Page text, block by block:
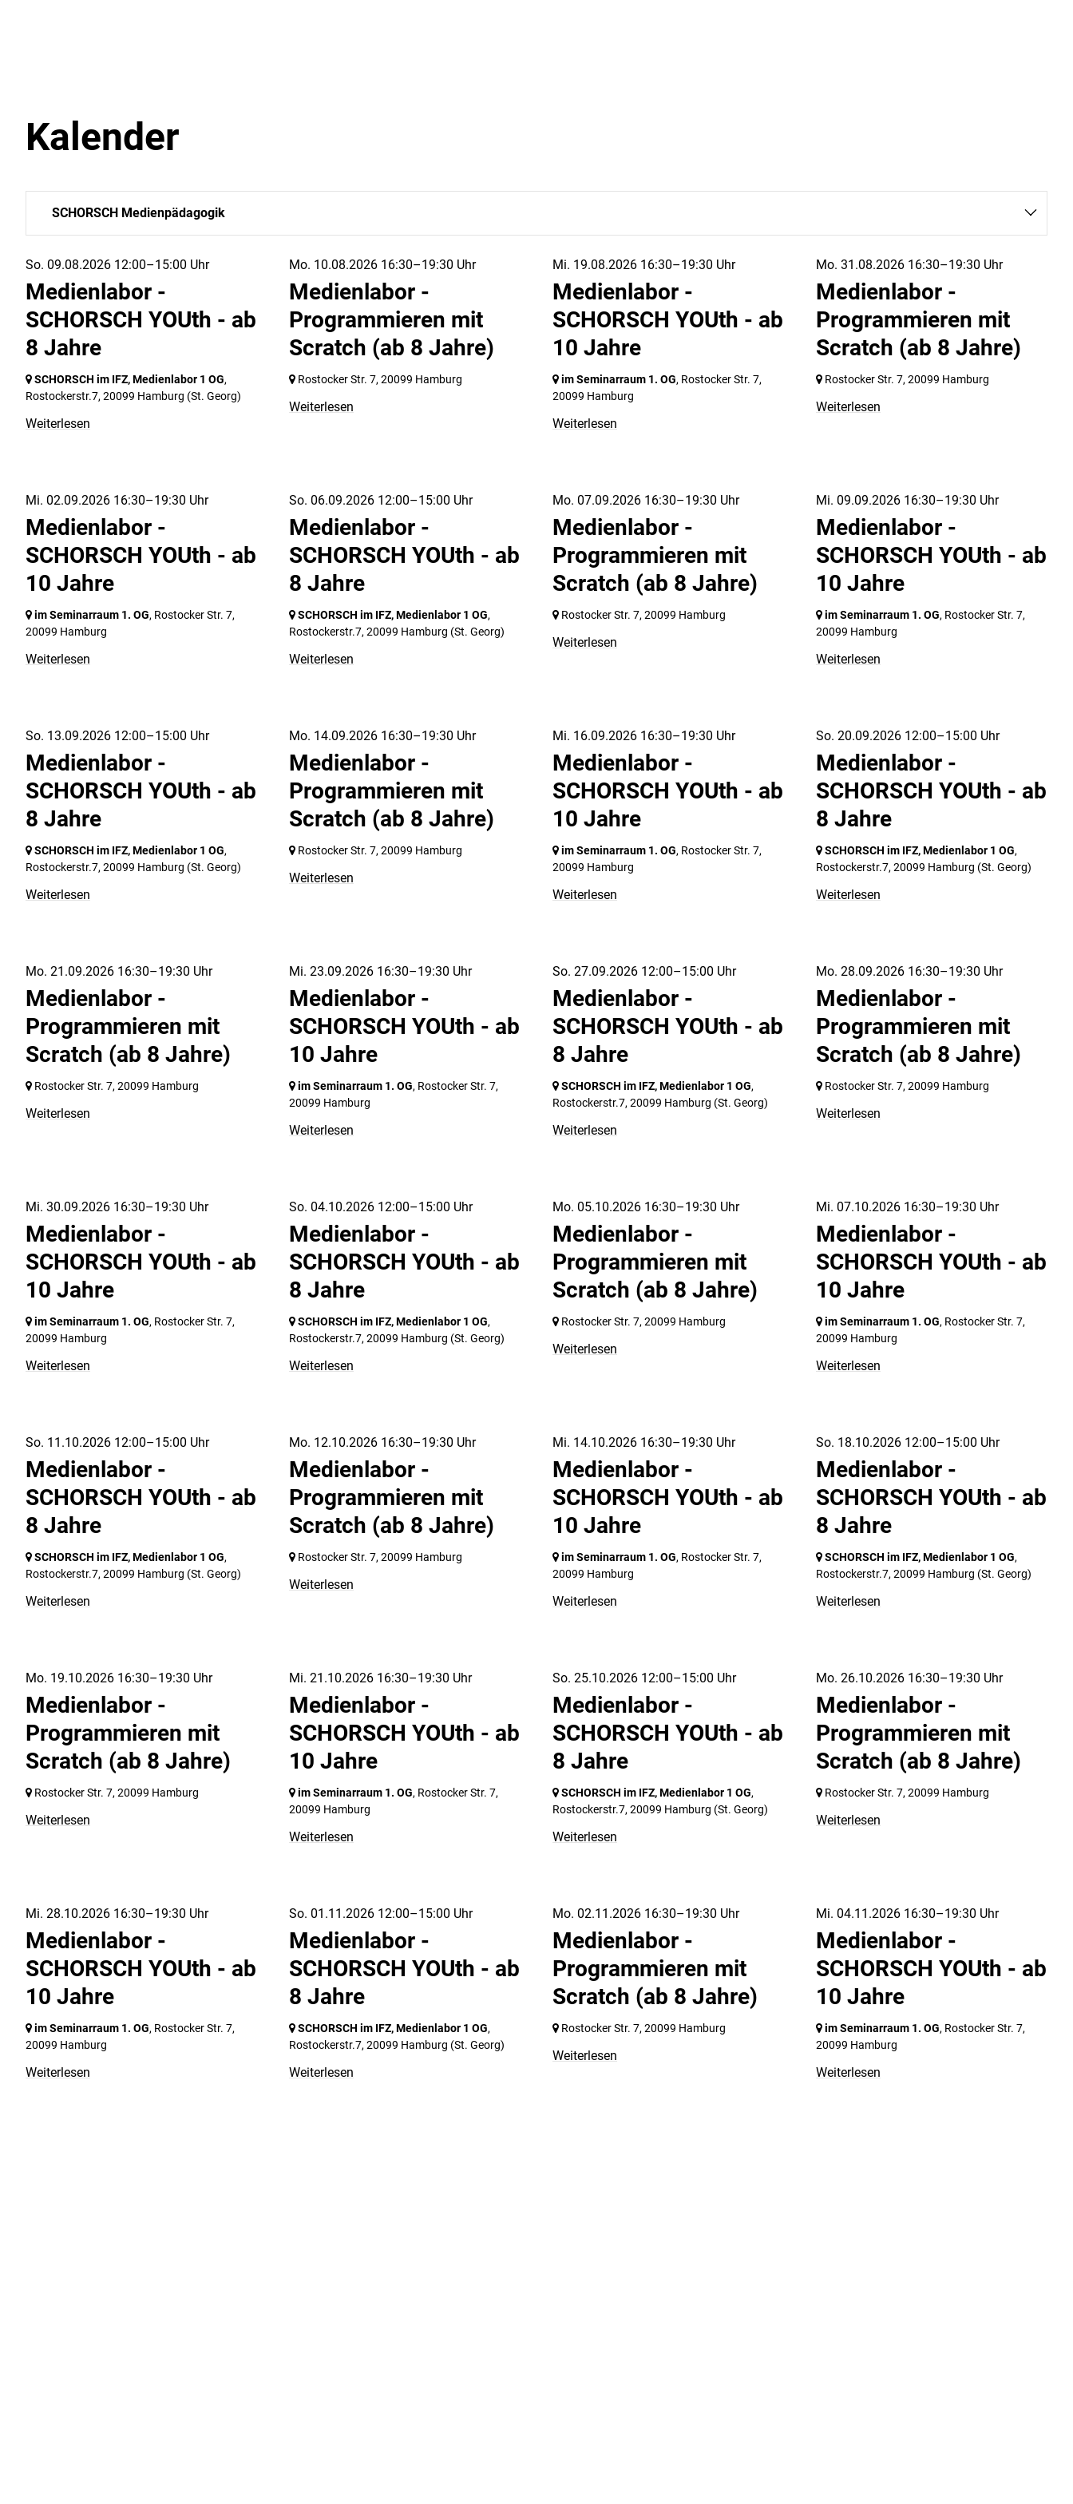
Kalender
SCHORSCH Medienpädagogik
So. 09.08.2026 12:00–15:00 Uhr
Medienlabor -
SCHORSCH YOUth - ab
8 Jahre
SCHORSCH im IFZ, Medienlabor 1 OG,
Rostockerstr.7, 20099 Hamburg (St. Georg)
Weiterlesen
Mo. 10.08.2026 16:30–19:30 Uhr
Medienlabor -
Programmieren mit
Scratch (ab 8 Jahre)
Rostocker Str. 7, 20099 Hamburg
Weiterlesen
Mi. 19.08.2026 16:30–19:30 Uhr
Medienlabor -
SCHORSCH YOUth - ab
10 Jahre
im Seminarraum 1. OG, Rostocker Str. 7,
20099 Hamburg
Weiterlesen
Mo. 31.08.2026 16:30–19:30 Uhr
Medienlabor -
Programmieren mit
Scratch (ab 8 Jahre)
Rostocker Str. 7, 20099 Hamburg
Weiterlesen
Mi. 02.09.2026 16:30–19:30 Uhr
Medienlabor -
SCHORSCH YOUth - ab
10 Jahre
im Seminarraum 1. OG, Rostocker Str. 7,
20099 Hamburg
Weiterlesen
So. 06.09.2026 12:00–15:00 Uhr
Medienlabor -
SCHORSCH YOUth - ab
8 Jahre
SCHORSCH im IFZ, Medienlabor 1 OG,
Rostockerstr.7, 20099 Hamburg (St. Georg)
Weiterlesen
Mo. 07.09.2026 16:30–19:30 Uhr
Medienlabor -
Programmieren mit
Scratch (ab 8 Jahre)
Rostocker Str. 7, 20099 Hamburg
Weiterlesen
Mi. 09.09.2026 16:30–19:30 Uhr
Medienlabor -
SCHORSCH YOUth - ab
10 Jahre
im Seminarraum 1. OG, Rostocker Str. 7,
20099 Hamburg
Weiterlesen
So. 13.09.2026 12:00–15:00 Uhr
Medienlabor -
SCHORSCH YOUth - ab
8 Jahre
SCHORSCH im IFZ, Medienlabor 1 OG,
Rostockerstr.7, 20099 Hamburg (St. Georg)
Weiterlesen
Mo. 14.09.2026 16:30–19:30 Uhr
Medienlabor -
Programmieren mit
Scratch (ab 8 Jahre)
Rostocker Str. 7, 20099 Hamburg
Weiterlesen
Mi. 16.09.2026 16:30–19:30 Uhr
Medienlabor -
SCHORSCH YOUth - ab
10 Jahre
im Seminarraum 1. OG, Rostocker Str. 7,
20099 Hamburg
Weiterlesen
So. 20.09.2026 12:00–15:00 Uhr
Medienlabor -
SCHORSCH YOUth - ab
8 Jahre
SCHORSCH im IFZ, Medienlabor 1 OG,
Rostockerstr.7, 20099 Hamburg (St. Georg)
Weiterlesen
Mo. 21.09.2026 16:30–19:30 Uhr
Medienlabor -
Programmieren mit
Scratch (ab 8 Jahre)
Rostocker Str. 7, 20099 Hamburg
Weiterlesen
Mi. 23.09.2026 16:30–19:30 Uhr
Medienlabor -
SCHORSCH YOUth - ab
10 Jahre
im Seminarraum 1. OG, Rostocker Str. 7,
20099 Hamburg
Weiterlesen
So. 27.09.2026 12:00–15:00 Uhr
Medienlabor -
SCHORSCH YOUth - ab
8 Jahre
SCHORSCH im IFZ, Medienlabor 1 OG,
Rostockerstr.7, 20099 Hamburg (St. Georg)
Weiterlesen
Mo. 28.09.2026 16:30–19:30 Uhr
Medienlabor -
Programmieren mit
Scratch (ab 8 Jahre)
Rostocker Str. 7, 20099 Hamburg
Weiterlesen
Mi. 30.09.2026 16:30–19:30 Uhr
Medienlabor -
SCHORSCH YOUth - ab
10 Jahre
im Seminarraum 1. OG, Rostocker Str. 7,
20099 Hamburg
Weiterlesen
So. 04.10.2026 12:00–15:00 Uhr
Medienlabor -
SCHORSCH YOUth - ab
8 Jahre
SCHORSCH im IFZ, Medienlabor 1 OG,
Rostockerstr.7, 20099 Hamburg (St. Georg)
Weiterlesen
Mo. 05.10.2026 16:30–19:30 Uhr
Medienlabor -
Programmieren mit
Scratch (ab 8 Jahre)
Rostocker Str. 7, 20099 Hamburg
Weiterlesen
Mi. 07.10.2026 16:30–19:30 Uhr
Medienlabor -
SCHORSCH YOUth - ab
10 Jahre
im Seminarraum 1. OG, Rostocker Str. 7,
20099 Hamburg
Weiterlesen
So. 11.10.2026 12:00–15:00 Uhr
Medienlabor -
SCHORSCH YOUth - ab
8 Jahre
SCHORSCH im IFZ, Medienlabor 1 OG,
Rostockerstr.7, 20099 Hamburg (St. Georg)
Weiterlesen
Mo. 12.10.2026 16:30–19:30 Uhr
Medienlabor -
Programmieren mit
Scratch (ab 8 Jahre)
Rostocker Str. 7, 20099 Hamburg
Weiterlesen
Mi. 14.10.2026 16:30–19:30 Uhr
Medienlabor -
SCHORSCH YOUth - ab
10 Jahre
im Seminarraum 1. OG, Rostocker Str. 7,
20099 Hamburg
Weiterlesen
So. 18.10.2026 12:00–15:00 Uhr
Medienlabor -
SCHORSCH YOUth - ab
8 Jahre
SCHORSCH im IFZ, Medienlabor 1 OG,
Rostockerstr.7, 20099 Hamburg (St. Georg)
Weiterlesen
Mo. 19.10.2026 16:30–19:30 Uhr
Medienlabor -
Programmieren mit
Scratch (ab 8 Jahre)
Rostocker Str. 7, 20099 Hamburg
Weiterlesen
Mi. 21.10.2026 16:30–19:30 Uhr
Medienlabor -
SCHORSCH YOUth - ab
10 Jahre
im Seminarraum 1. OG, Rostocker Str. 7,
20099 Hamburg
Weiterlesen
So. 25.10.2026 12:00–15:00 Uhr
Medienlabor -
SCHORSCH YOUth - ab
8 Jahre
SCHORSCH im IFZ, Medienlabor 1 OG,
Rostockerstr.7, 20099 Hamburg (St. Georg)
Weiterlesen
Mo. 26.10.2026 16:30–19:30 Uhr
Medienlabor -
Programmieren mit
Scratch (ab 8 Jahre)
Rostocker Str. 7, 20099 Hamburg
Weiterlesen
Mi. 28.10.2026 16:30–19:30 Uhr
Medienlabor -
SCHORSCH YOUth - ab
10 Jahre
im Seminarraum 1. OG, Rostocker Str. 7,
20099 Hamburg
Weiterlesen
So. 01.11.2026 12:00–15:00 Uhr
Medienlabor -
SCHORSCH YOUth - ab
8 Jahre
SCHORSCH im IFZ, Medienlabor 1 OG,
Rostockerstr.7, 20099 Hamburg (St. Georg)
Weiterlesen
Mo. 02.11.2026 16:30–19:30 Uhr
Medienlabor -
Programmieren mit
Scratch (ab 8 Jahre)
Rostocker Str. 7, 20099 Hamburg
Weiterlesen
Mi. 04.11.2026 16:30–19:30 Uhr
Medienlabor -
SCHORSCH YOUth - ab
10 Jahre
im Seminarraum 1. OG, Rostocker Str. 7,
20099 Hamburg
Weiterlesen